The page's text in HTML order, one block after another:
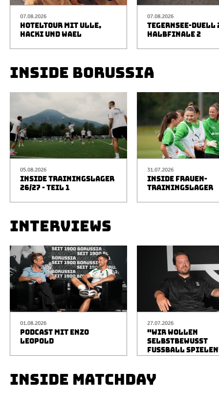
07.08.2026
HOTELTOUR MIT ULLE,
HACKI UND WAEL
07.08.2026
TEGERNSEE-DUELL
HALBFINALE 2
INSIDE BORUSSIA
05.08.2026
INSIDE TRAININGSLAGER
26/27 - TEIL 1
31.07.2026
INSIDE FRAUEN-
TRAININGSLAGER
INTERVIEWS
01.08.2026
PODCAST MIT ENZO
LEOPOLD
27.07.2026
"WIR WOLLEN
SELBSTBEWUSST
FUSSBALL
INSIDE MATCHDAY